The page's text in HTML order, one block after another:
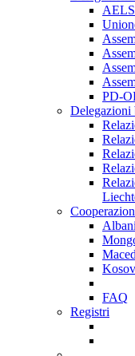
PD-
Delegazioni
FAQ
Registri